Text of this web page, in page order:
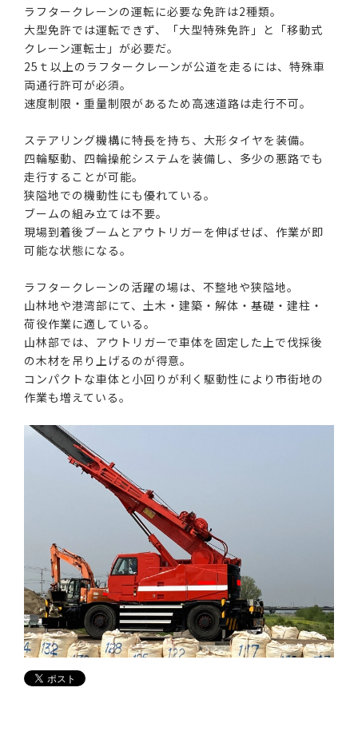
ラフタークレーンの運転に必要な免許は2種類。
大型免許では運転できず、「大型特殊免許」と「移動式
クレーン運転士」が必要だ。
25ｔ以上のラフタークレーンが公道を走るには、特殊車
両通行許可が必須。
速度制限・重量制限があるため高速道路は走行不可。
ステアリング機構に特長を持ち、大形タイヤを装備。
四輪駆動、四輪操舵システムを装備し、多少の悪路でも
走行することが可能。
狭隘地での機動性にも優れている。
ブームの組み立ては不要。
現場到着後ブームとアウトリガーを伸ばせば、作業が即
可能な状態になる。
ラフタークレーンの活躍の場は、不整地や狭隘地。
山林地や港湾部にて、土木・建築・解体・基礎・建柱・
荷役作業に適している。
山林部では、アウトリガーで車体を固定した上で伐採後
の木材を吊り上げるのが得意。
コンパクトな車体と小回りが利く駆動性により市街地の
作業も増えている。